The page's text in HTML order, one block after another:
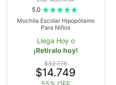
5.0
Mochila Escolar Hipopótamo
Para Niños
Llega Hoy o
¡Retiralo hoy!
$32.776
$14.749